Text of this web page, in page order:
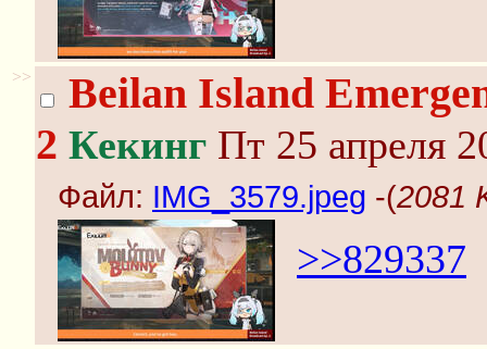
>>
Beilan Island
2 Кекинг Пт 25 апреля
Файл: IMG_3579.jpeg -(2081
>>829337